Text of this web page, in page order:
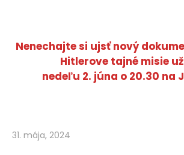
Nenechajte si ujsť nový
Hitlerove tajné misie
nedeľu 2. júna o 20.30 na
31. mája, 2024